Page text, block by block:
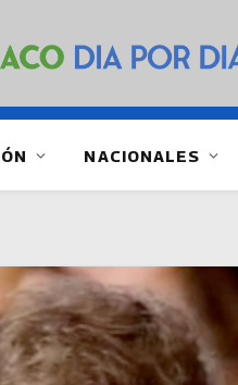
NACIONALES